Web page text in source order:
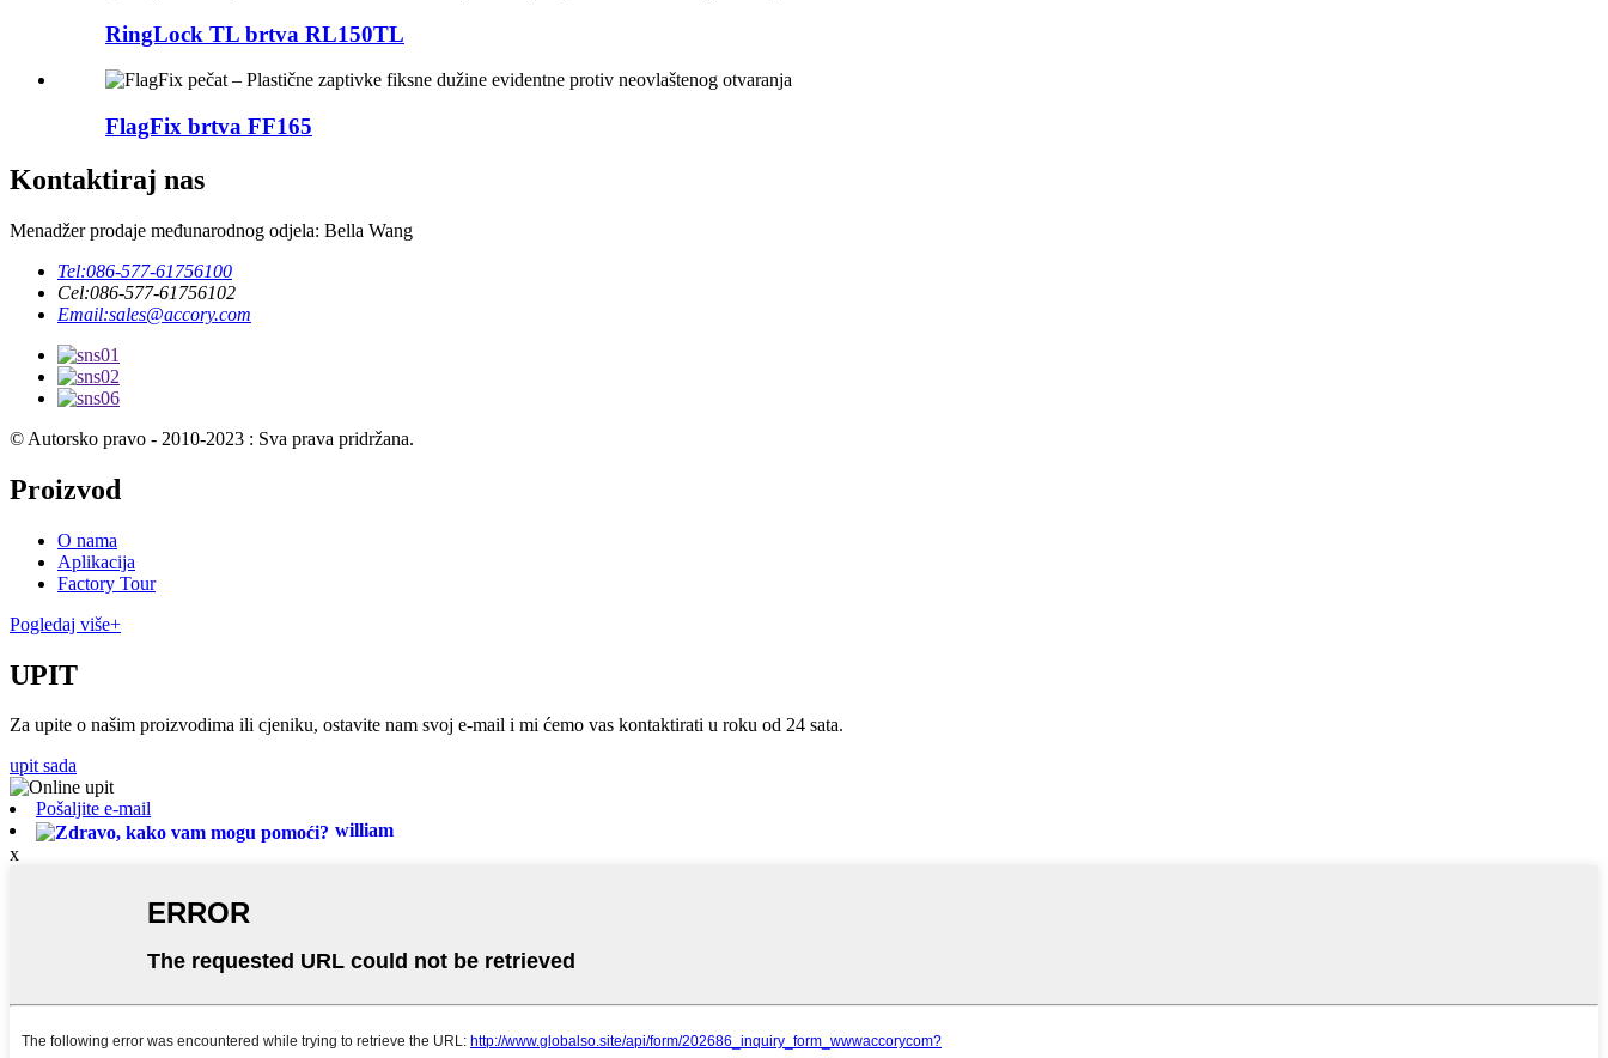
RingLock TL brtva RL150TL
FlagFix brtva FF165
Kontaktiraj nas
Menadžer prodaje međunarodnog odjela: Bella Wang
Tel:086-577-61756100
Cel:086-577-61756102
Email:sales@accory.com
© Autorsko pravo - 2010-2023 : Sva prava pridržana.
Proizvod
O nama
Aplikacija
Factory Tour
Pogledaj više+
UPIT
Za upite o našim proizvodima ili cjeniku, ostavite nam svoj e-mail i mi ćemo vas kontaktirati u roku od 24 sata.
upit sada
Pošaljite e-mail
william
x